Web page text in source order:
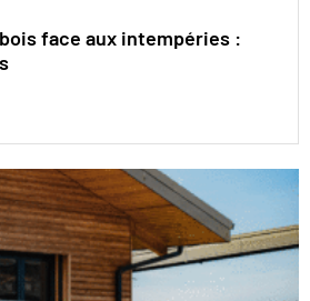
face aux intempéries :